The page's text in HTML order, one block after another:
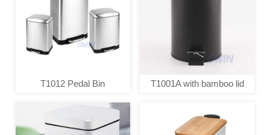
T1012 Pedal Bin T1001A with bamboo lid